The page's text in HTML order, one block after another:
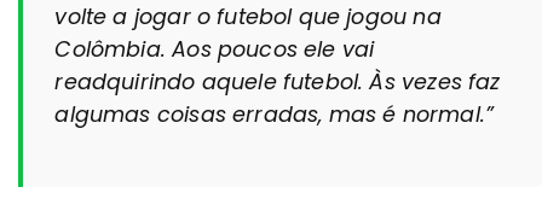
volte a jogar o futebol que jogou na
Colômbia. Aos poucos ele vai
readquirindo aquele futebol. Às vezes faz
algumas coisas erradas, mas é normal.”